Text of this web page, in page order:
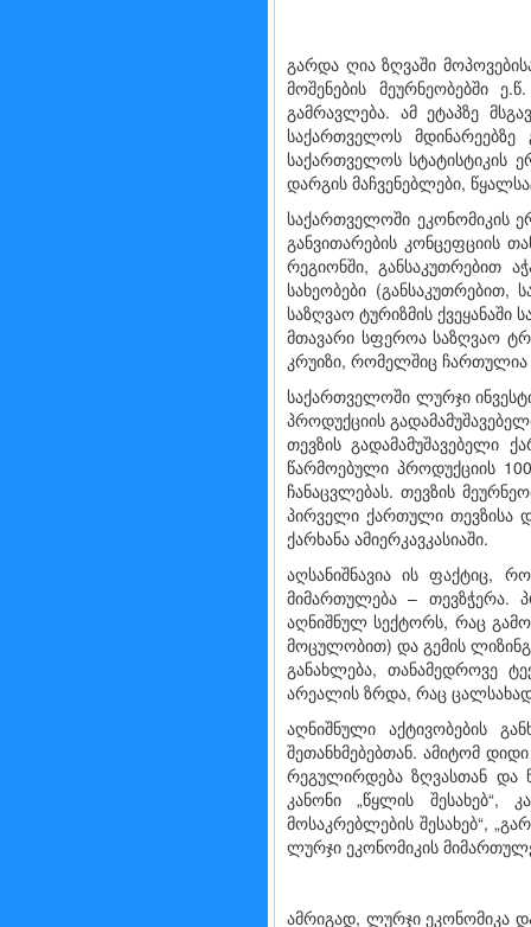
გარდა ღია ზღვაში
მოშენების მეურნეობებში
გამრავლება. ამ ეტაპზე
საქართველოს მდინარეებზე
საქართველოს სტატისტიკის
დარგის მაჩვენებლები,
საქართველოში ეკონომიკის
განვითარების კონცეფციის
რეგიონში, განსაკუთრებით
სახეობები
საზღვაო ტურიზმის
მთავარი სფეროა საზღვაო
კრუიზი, რომელშიც
საქართველოში ლურჯი
პროდუქციის
თევზის გადამამუშავებელი
წარმოებული პროდუქციის
ჩანაცვლებას. თევზის
პირველი ქართული თევზისა
ქარხანა ამიერკავკასიაში.
აღსანიშნავია ის ფაქტიც,
მიმართულება – თევზჭერა.
აღნიშნულ სექტორს, რაც
მოცულობით) და გემის
განახლება, თანამედროვე
არეალის ზრდა, რაც ცალსახად
აღნიშნული აქტივობების
შეთანხმებებთან. ამიტომ
რეგულირდება ზღვასთან და
კანონი „წყლის შესახებ“,
მოსაკრებლების შესახებ“,
ლურჯი ეკონომიკის
ამრიგად, ლურჯი ეკონომიკა